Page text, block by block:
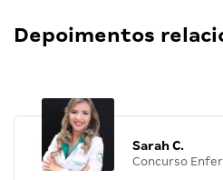
Depoimentos
Sarah C.
Concurso